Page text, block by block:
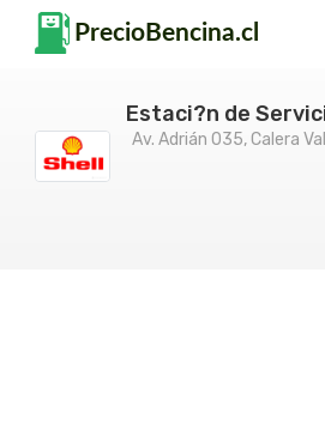
Estaci?n de
Av. Adrián 035, Calera